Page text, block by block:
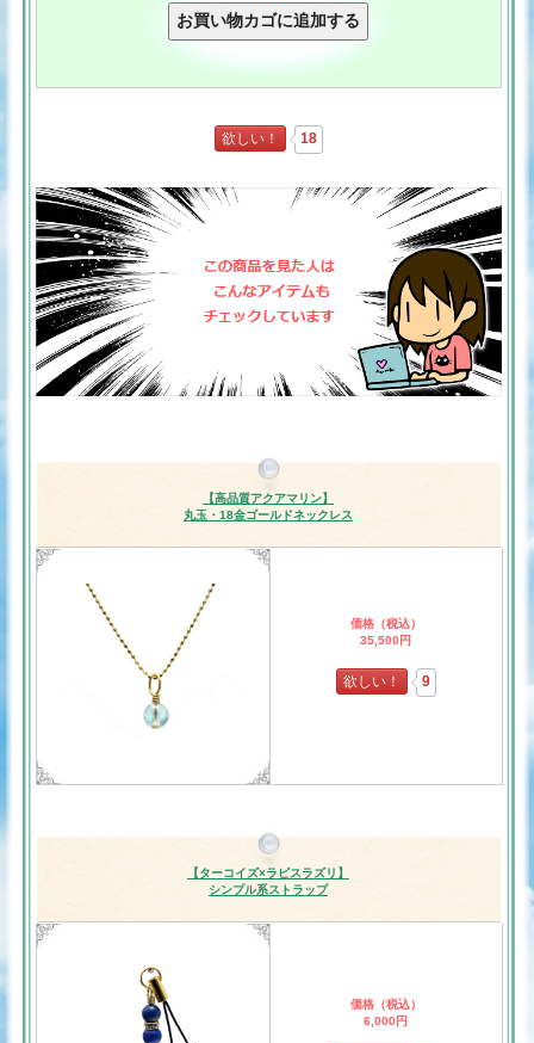
欲しい！ 18
【高品質アクアマリン】
丸玉・18金ゴールドネックレス
価格（税込）
35,500円
欲しい！ 9
【ターコイズ×ラピスラズリ】
シンプル系ストラップ
価格（税込）
6,000円